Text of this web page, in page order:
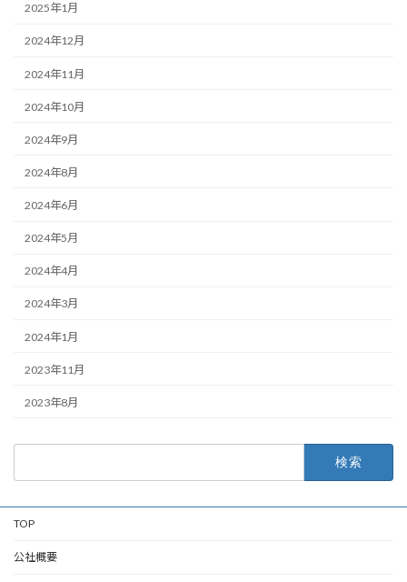
2025年1月
2024年12月
2024年11月
2024年10月
2024年9月
2024年8月
2024年6月
2024年5月
2024年4月
2024年3月
2024年1月
2023年11月
2023年8月
TOP
公社概要